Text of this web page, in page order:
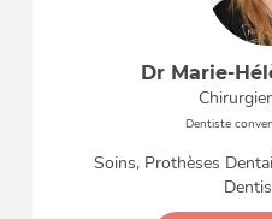
Dr Marie-
Dentiste
Soins, Prothèses